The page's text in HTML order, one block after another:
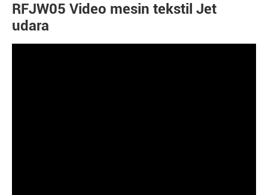
RFJW05 Video mesin tekstil Jet
udara